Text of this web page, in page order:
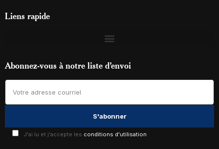
Liens rapide
Abonnez-vous à notre liste d’envoi
J'ai lu et j'accepte les conditions d'utilisation